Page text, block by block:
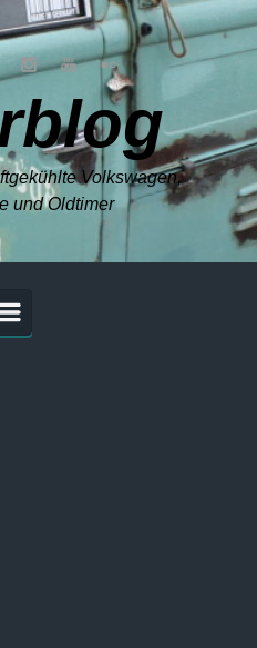
Volkswagen,
und Oldtimer